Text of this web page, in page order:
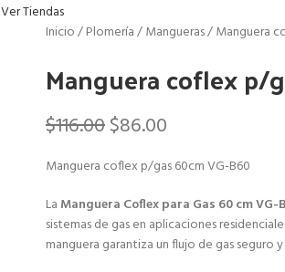
Ver Tiendas
Inicio Plomería Mangueras Manguera
Manguera coflex p/
$116.00$86.00
Manguera coflex p/gas 60cm VG-B60
La Manguera Coflex para Gas 60 cm VG-
sistemas de gas en aplicaciones
manguera garantiza un flujo de gas